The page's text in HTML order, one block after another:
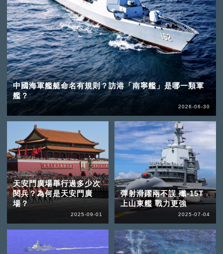
中國海軍艦艇命名有規則？訪港「南寧艦」是哪一類軍
艦？
2026-06-30
天安門廣場舉行過多少次
閱兵？為何是天安門廣
場？
2025-09-01
彈射滑躍兩不誤 殲-15T
上山東艦 戰力更強
2025-07-04